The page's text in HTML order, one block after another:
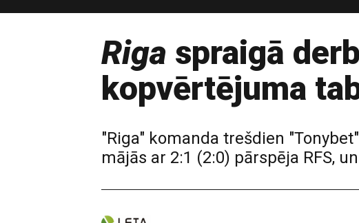
Riga spraigā
kopvērtējuma
"Riga" komanda trešdien
mājās ar 2:1 (2:0) pārspēja RFS,